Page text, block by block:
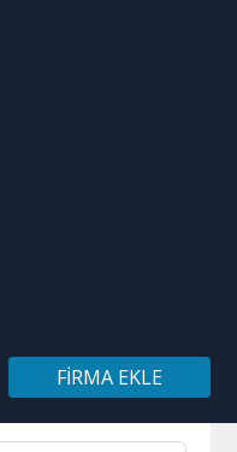
FIRMA EKLE